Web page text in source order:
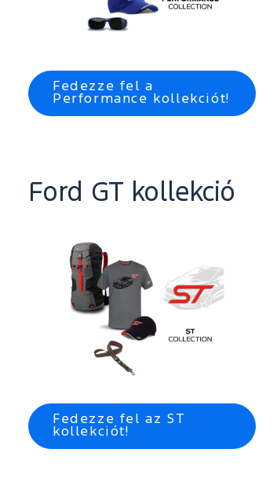
Fedezze fel a
Performance kollekciót!
Ford GT kollekció
Fedezze fel az ST
kollekciót!